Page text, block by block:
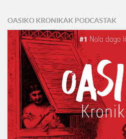
OASIKO KRONIKAK PODCASTAK